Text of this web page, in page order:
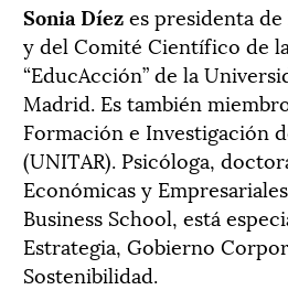
Sonia Díezes presidenta
y del Comité Científico de
“EducAcción” de la
Madrid. Es también
Formación e Investigación
(UNITAR). Psicóloga,
Económicas y
Business School, está
Estrategia, Gobierno
Sostenibilidad.